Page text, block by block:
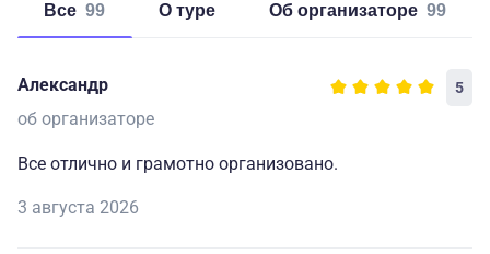
Все 99 о туре об организаторе 99
Александр 5
об организаторе
Все отлично и грамотно организовано.
3 августа 2026